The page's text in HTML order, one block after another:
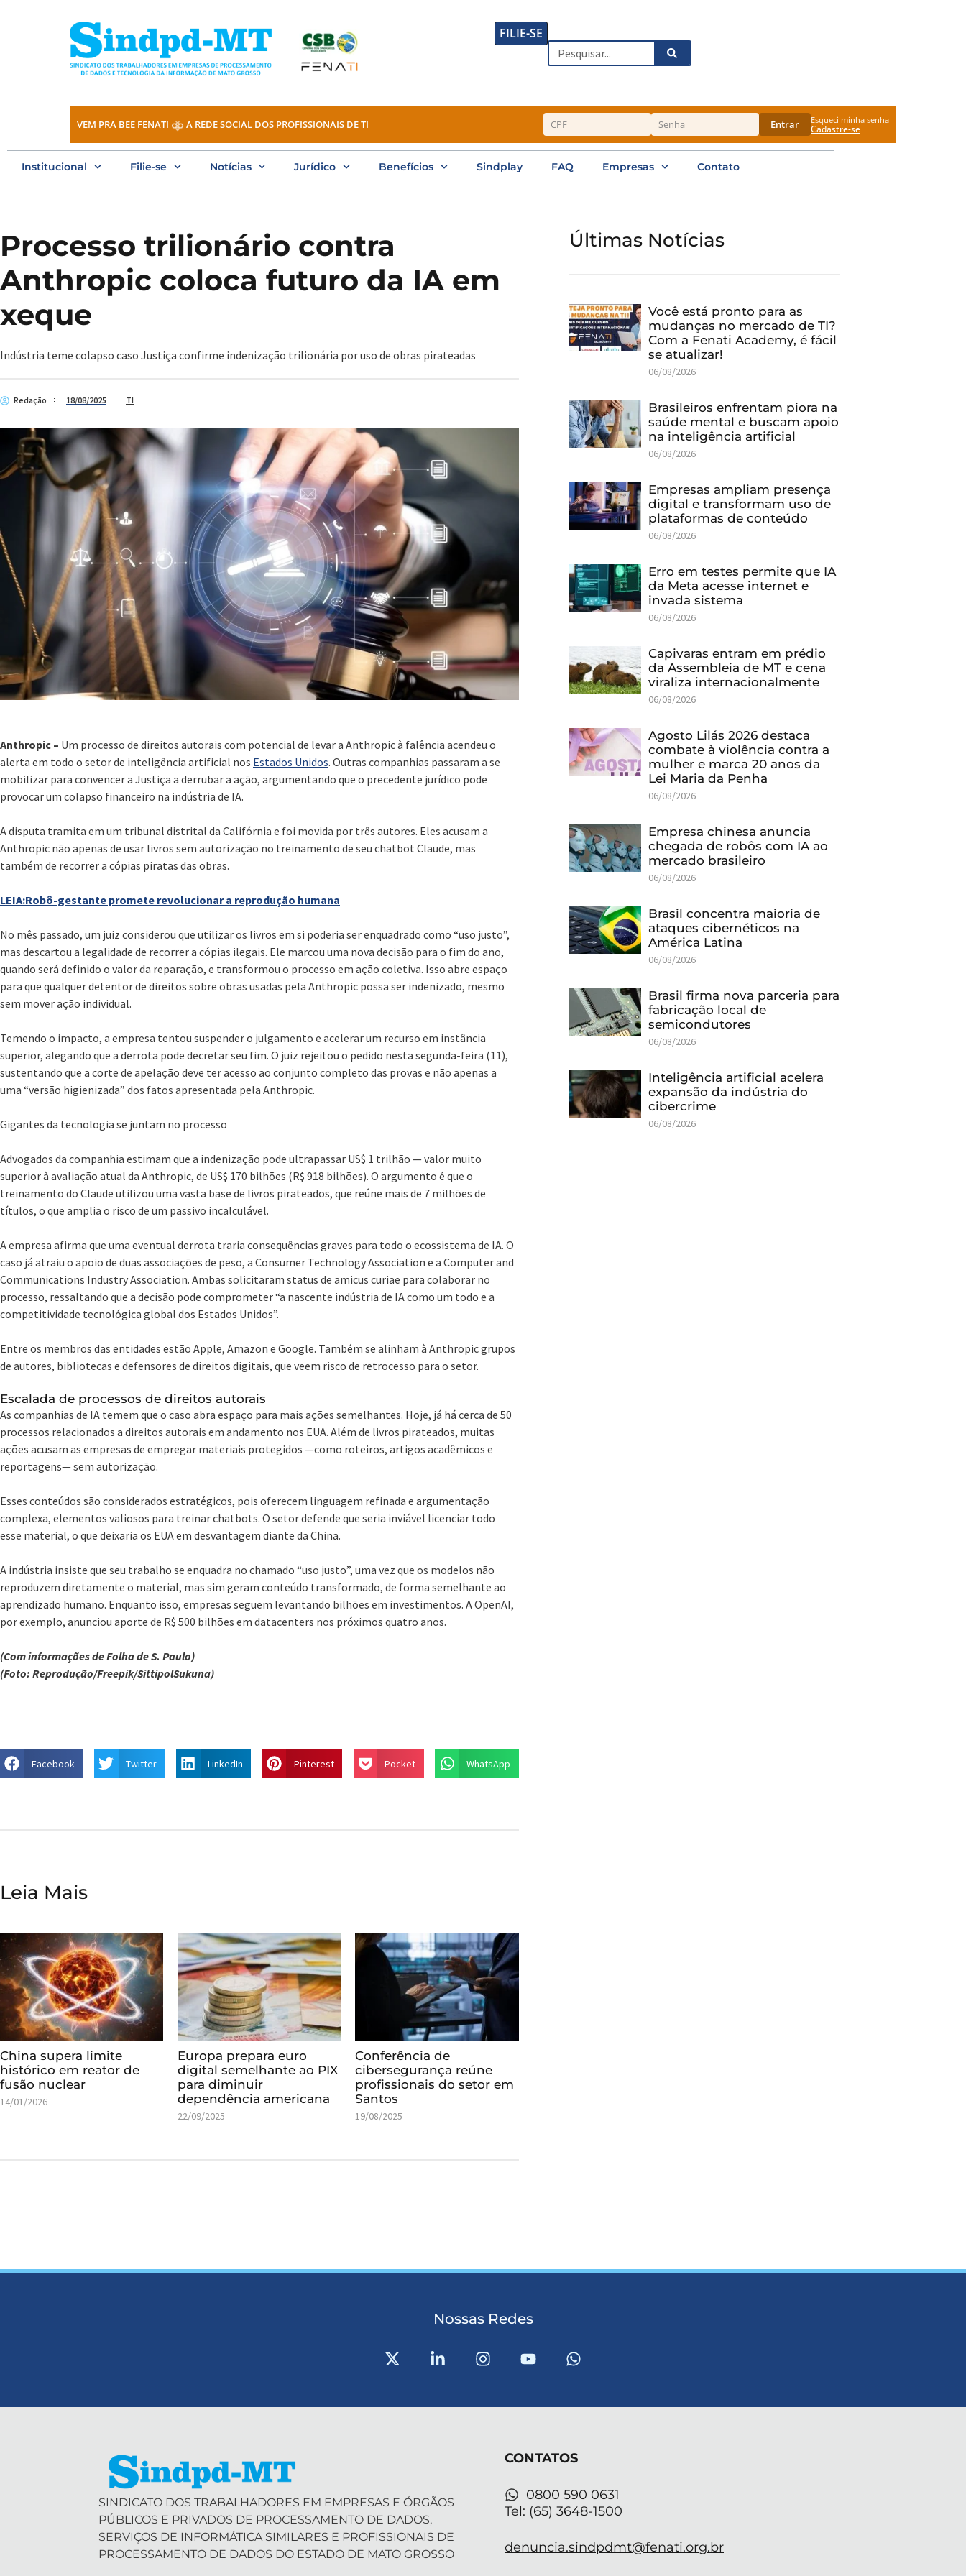
FILIE-SE
Search
VEM PRA BEE FENATI A REDE SOCIAL DOS PROFISSIONAIS DE TI Entrar Esqueci minha senha
Cadastre-se
Institucional Filie-se Notícias Jurídico Benefícios Sindplay FAQ Empresas Contato
Processo trilionário contra
Anthropic coloca futuro da IA em
xeque
Indústria teme colapso caso Justiça confirme indenização trilionária por uso de obras pirateadas
Redação 18/08/2025 TI
Anthropic – Um processo de direitos autorais com potencial de levar a Anthropic à falência acendeu o
alerta em todo o setor de inteligência artificial nos Estados Unidos. Outras companhias passaram a se
mobilizar para convencer a Justiça a derrubar a ação, argumentando que o precedente jurídico pode
provocar um colapso financeiro na indústria de IA.
A disputa tramita em um tribunal distrital da Califórnia e foi movida por três autores. Eles acusam a
Anthropic não apenas de usar livros sem autorização no treinamento de seu chatbot Claude, mas
também de recorrer a cópias piratas das obras.
LEIA:Robô-gestante promete revolucionar a reprodução humana
No mês passado, um juiz considerou que utilizar os livros em si poderia ser enquadrado como “uso justo”,
mas descartou a legalidade de recorrer a cópias ilegais. Ele marcou uma nova decisão para o fim do ano,
quando será definido o valor da reparação, e transformou o processo em ação coletiva. Isso abre espaço
para que qualquer detentor de direitos sobre obras usadas pela Anthropic possa ser indenizado, mesmo
sem mover ação individual.
Temendo o impacto, a empresa tentou suspender o julgamento e acelerar um recurso em instância
superior, alegando que a derrota pode decretar seu fim. O juiz rejeitou o pedido nesta segunda-feira (11),
sustentando que a corte de apelação deve ter acesso ao conjunto completo das provas e não apenas a
uma “versão higienizada” dos fatos apresentada pela Anthropic.
Gigantes da tecnologia se juntam no processo
Advogados da companhia estimam que a indenização pode ultrapassar US$ 1 trilhão — valor muito
superior à avaliação atual da Anthropic, de US$ 170 bilhões (R$ 918 bilhões). O argumento é que o
treinamento do Claude utilizou uma vasta base de livros pirateados, que reúne mais de 7 milhões de
títulos, o que amplia o risco de um passivo incalculável.
A empresa afirma que uma eventual derrota traria consequências graves para todo o ecossistema de IA. O
caso já atraiu o apoio de duas associações de peso, a Consumer Technology Association e a Computer and
Communications Industry Association. Ambas solicitaram status de amicus curiae para colaborar no
processo, ressaltando que a decisão pode comprometer “a nascente indústria de IA como um todo e a
competitividade tecnológica global dos Estados Unidos”.
Entre os membros das entidades estão Apple, Amazon e Google. Também se alinham à Anthropic grupos
de autores, bibliotecas e defensores de direitos digitais, que veem risco de retrocesso para o setor.
Escalada de processos de direitos autorais
As companhias de IA temem que o caso abra espaço para mais ações semelhantes. Hoje, já há cerca de 50
processos relacionados a direitos autorais em andamento nos EUA. Além de livros pirateados, muitas
ações acusam as empresas de empregar materiais protegidos —como roteiros, artigos acadêmicos e
reportagens— sem autorização.
Esses conteúdos são considerados estratégicos, pois oferecem linguagem refinada e argumentação
complexa, elementos valiosos para treinar chatbots. O setor defende que seria inviável licenciar todo
esse material, o que deixaria os EUA em desvantagem diante da China.
A indústria insiste que seu trabalho se enquadra no chamado “uso justo”, uma vez que os modelos não
reproduzem diretamente o material, mas sim geram conteúdo transformado, de forma semelhante ao
aprendizado humano. Enquanto isso, empresas seguem levantando bilhões em investimentos. A OpenAI,
por exemplo, anunciou aporte de R$ 500 bilhões em datacenters nos próximos quatro anos.
(Com informações de Folha de S. Paulo)
(Foto: Reprodução/Freepik/SittipolSukuna)
Facebook Twitter LinkedIn Pinterest Pocket WhatsApp
Leia Mais
China supera limite
histórico em reator de
fusão nuclear
14/01/2026
Europa prepara euro
digital semelhante ao PIX
para diminuir
dependência americana
22/09/2025
Conferência de
cibersegurança reúne
profissionais do setor em
Santos
19/08/2025
Últimas Notícias
Você está pronto para as
mudanças no mercado de TI?
Com a Fenati Academy, é fácil
se atualizar!
06/08/2026
Brasileiros enfrentam piora na
saúde mental e buscam apoio
na inteligência artificial
06/08/2026
Empresas ampliam presença
digital e transformam uso de
plataformas de conteúdo
06/08/2026
Erro em testes permite que IA
da Meta acesse internet e
invada sistema
06/08/2026
Capivaras entram em prédio
da Assembleia de MT e cena
viraliza internacionalmente
06/08/2026
Agosto Lilás 2026 destaca
combate à violência contra a
mulher e marca 20 anos da
Lei Maria da Penha
06/08/2026
Empresa chinesa anuncia
chegada de robôs com IA ao
mercado brasileiro
06/08/2026
Brasil concentra maioria de
ataques cibernéticos na
América Latina
06/08/2026
Brasil firma nova parceria para
fabricação local de
semicondutores
06/08/2026
Inteligência artificial acelera
expansão da indústria do
cibercrime
06/08/2026
Nossas Redes
X
-
L
i
i
n
I
n
Y
o
e
W
h
p
p
SINDICATO DOS TRABALHADORES EM EMPRESAS E ÓRGÃOS
PÚBLICOS E PRIVADOS DE PROCESSAMENTO DE DADOS,
SERVIÇOS DE INFORMÁTICA SIMILARES E PROFISSIONAIS DE
PROCESSAMENTO DE DADOS DO ESTADO DE MATO GROSSO
CONTATOS
0800 590 0631
Tel: (65) 3648-1500
denuncia.sindpdmt@fenati.org.br